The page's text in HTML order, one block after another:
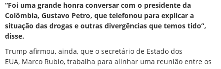
“Foi uma grande honra conversar com o presidente da
Colômbia, Gustavo Petro, que telefonou para explicar a
situação das drogas e outras divergências que temos tido”,
disse.
Trump afirmou, ainda, que o secretário de Estado dos
EUA, Marco Rubio, trabalha para alinhar uma reunião entre os